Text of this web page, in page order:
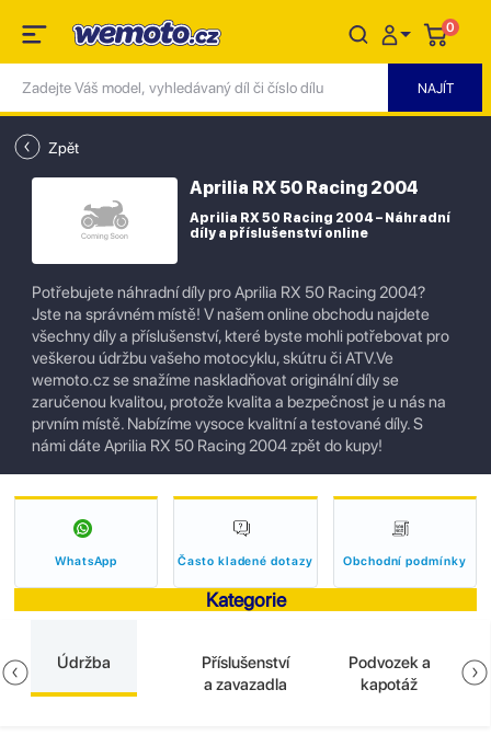
0
Zpět
Aprilia RX 50 Racing 2004
Aprilia RX 50 Racing 2004 – Náhradní
díly a příslušenství online
Potřebujete náhradní díly pro Aprilia RX 50 Racing 2004?
Jste na správném místě! V našem online obchodu najdete
všechny díly a příslušenství, které byste mohli potřebovat pro
veškerou údržbu vašeho motocyklu, skútru či ATV.Ve
wemoto.cz se snažíme naskladňovat originální díly se
zaručenou kvalitou, protože kvalita a bezpečnost je u nás na
prvním místě. Nabízíme vysoce kvalitní a testované díly. S
námi dáte Aprilia RX 50 Racing 2004 zpět do kupy!
WhatsApp Často kladené dotazy Obchodní podmínky
Kategorie
Údržba
Příslušenství
a zavazadla
Podvozek a
kapotáž